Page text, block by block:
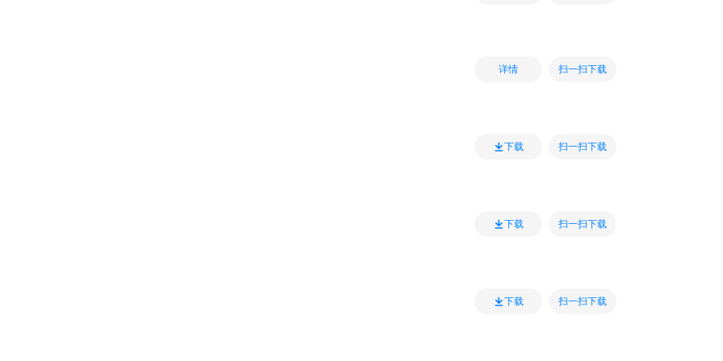
详情 扫一扫下载
下载 扫一扫下载
下载 扫一扫下载
下载 扫一扫下载